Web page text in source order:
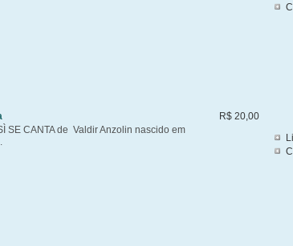
R$ 20,00
SE CANTA de Valdir Anzolin nascido em